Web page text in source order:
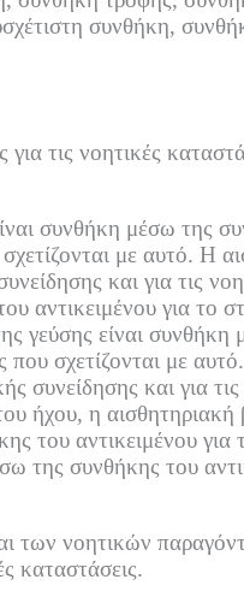
συνθήκη,
τις νοητικές
συνθήκη μέσω της
με αυτό. Η
και για τις
για το
γεύσης είναι συνθήκη
που σχετίζονται με αυτό.
και για
ήχου, η
αντικειμένου για
της συνθήκης του
των νοητικών
καταστάσεις.